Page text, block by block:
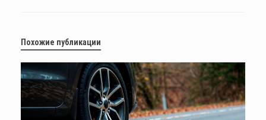
Похожие публикации